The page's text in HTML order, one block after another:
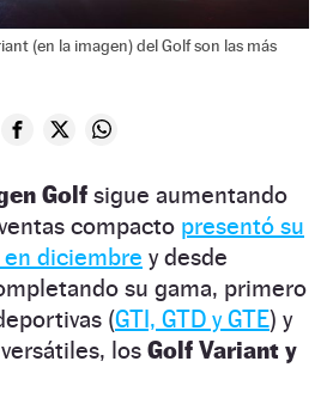
(en la imagen) del Golf son las más
Golf sigue aumentando
compacto presentó su
diciembre y desde
su gama, primero
(GTI, GTD y GTE) y
los Golf Variant y